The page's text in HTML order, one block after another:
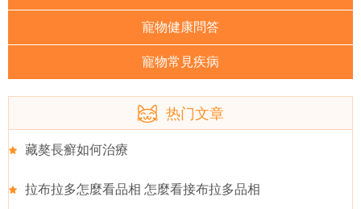
寵物健康問答
寵物常見疾病
热门文章
藏獒長癬如何治療
拉布拉多怎麼看品相 怎麼看接布拉多品相